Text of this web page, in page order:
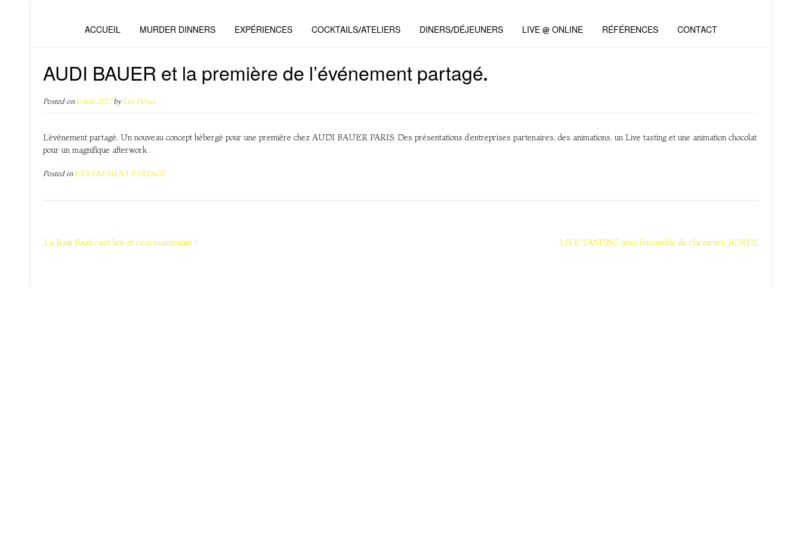
ACCUEIL MURDER DINNERS EXPÉRIENCES COCKTAILS/ATELIERS DINERS/DÉJEUNERS LIVE @ ONLINE RÉFÉRENCES CONTACT
AUDI BAUER et la première de l’événement partagé.
Posted on 6 mai 2017byLes Hôtes
L’événement partagé. Un nouveau concept hébergé pour une première chez AUDI BAUER PARIS. Des présentations d’entreprises partenaires, des animations, un Live tasting et une animation chocolat
pour un magnifique afterwork .
Posted inL'ÉVÉNEMENT PARTAGÉ
Navigation
de LIVE TASTING avec l’ensemble de clarinettes BORÉE
La Raw Food c’est bon et c’est maintenant !